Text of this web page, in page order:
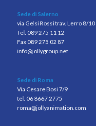
Sede di Salerno
via Gelsi Rossi trav. Lerro 8/10
Tel. 089 275 11 12
Fax 089 275 02 87
info@jollygroup.net
Sede di Roma
Via Cesare Bosi 7/9
tel. 06 8667 2775
roma@jollyanimation.com